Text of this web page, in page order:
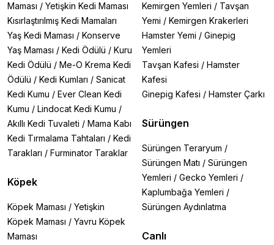
Büyük Irk Yaşlı Köpek Mamaları (26kg+)
Reflex Plus Orta/Büyük Irk 15kg
Kuzu etli formül
Eklem koruyucu bileşenler
Hills Science Plan Large Mature
Büyük ırklarda eklem dejenerasyonunu önler
Özel Sağlık İhtiyaçları İçin Mamalar
Böbrek Dostu: Royal Canin Renal
Kilo Kontrolü: Hills Perfect Weight
Hassas Sindirim:Pro Plan Sensitive
Eklem Problemleri:Advance Joint Care
Yaşlı Köpek Maması Seçerken 5 Altın Kural
Yaş ve Irk Uyumu: 7 yaş küçük, 5 yaş büyük ırklar için
Protein Kaynağı:
Somon, kuzu gibi sindirimi kolay
Granül Boyutu:Küçük ırklar için minik taneler
Ek İçerikler:Glukozamin, omega-3 ve antioksidanlar
Veteriner Onayı:
Özel sağlık sorunlarında uzman
Maması / Yetişkin Kedi Maması
Kısırlaştırılmış Kedi Mamaları
Yaş Kedi Maması / Konserve
Yaş Maması / Kedi Ödülü / Kuru
Kedi Ödülü / Me-O Krema Kedi
Ödülü / Kedi Kumları / Sanicat
Kedi Kumu / Ever Clean Kedi
Kumu / Lindocat Kedi Kumu /
Akıllı Kedi Tuvaleti / Mama Kabı
Kedi Tırmalama Tahtaları / Kedi
Tarakları / Furminator Taraklar
Köpek
Köpek Maması / Yetişkin
Köpek Maması / Yavru Köpek
Maması
Kemirgen Yemleri / Tavşan
Yemi / Kemirgen Krakerleri
Hamster Yemi / Ginepig
Yemleri
Tavşan Kafesi / Hamster
Kafesi
Ginepig Kafesi / Hamster Çarkı
Sürüngen
Sürüngen Teraryum /
Sürüngen Matı / Sürüngen
Yemleri / Gecko Yemleri /
Kaplumbağa Yemleri /
Sürüngen Aydınlatma
Canlı